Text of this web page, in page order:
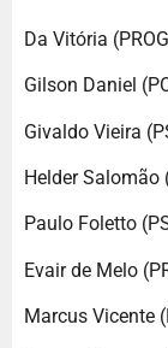
Da Vitória
Gilson Daniel
Givaldo Vieira
Helder Salomão
Paulo Foletto
Evair de Melo
Marcus Vicente